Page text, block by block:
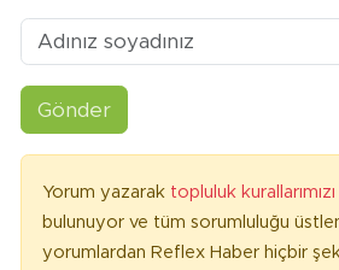
Gönder
Yorum yazarak topluluk kurallarımızı
bulunuyor ve tüm sorumluluğu
yorumlardan Reflex Haber hiçbir